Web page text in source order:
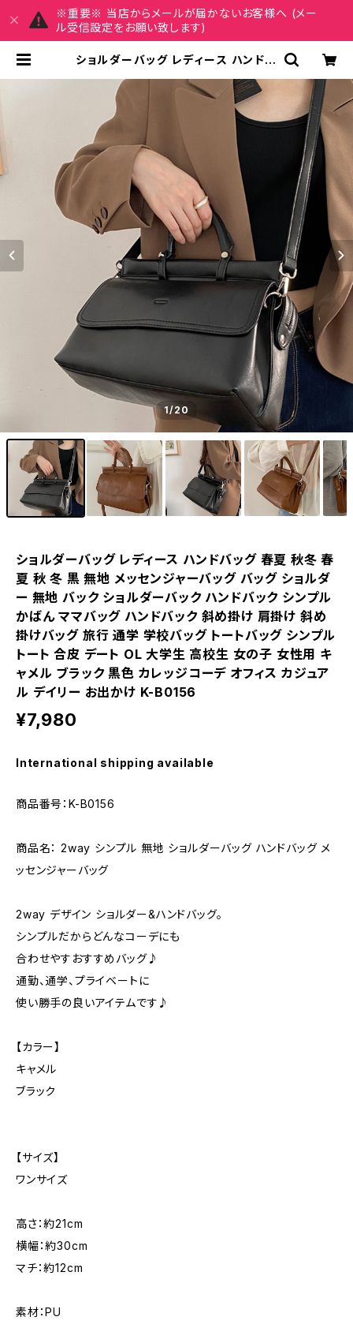
※重要※ 当店からメールが届かないお客様へ (メー
ル受信設定をお願い致します)
ショルダーバッグ レディース ハンドバ
ッセンジャーバッグ バッグ ショルダ
ー 無地 バック ショルダーバック ハン
ドバック シンプル かばん ママバッグ
ハンドバック 斜め掛け 肩掛け 斜め掛
けバッグ 旅行 通学 学校バッグ トート
バッグ シンプルトート 合皮 デート O
L 大学生 高校生 女の子 女性用 キャ
メル ブラック 黒色 カレッジコーデ オ
フィス カジュアル デイリー お出かけ
K-B0156 | REIRSE レイルセ 20
代,30代,40代 レディースファッショ
ン 通販
1/20
ショルダーバッグ レディース ハンドバッグ 春夏 秋冬 春
夏 秋 冬 黒 無地 メッセンジャーバッグ バッグ ショルダ
ー 無地 バック ショルダーバック ハンドバック シンプル
かばん ママバッグ ハンドバック 斜め掛け 肩掛け 斜め
掛けバッグ 旅行 通学 学校バッグ トートバッグ シンプル
トート 合皮 デート OL 大学生 高校生 女の子 女性用 キ
ャメル ブラック 黒色 カレッジコーデ オフィス カジュア
ル デイリー お出かけ K-B0156
¥7,980
International shipping available
商品番号：K-B0156
商品名： 2way シンプル 無地 ショルダーバッグ ハンドバッグ メ
ッセンジャーバッグ
2way デザイン ショルダー&ハンドバッグ。
シンプルだからどんなコーデにも
合わせやすおすすめバッグ♪
通勤、通学、プライベートに
使い勝手の良いアイテムです♪
【カラー】
キャメル
ブラック
【サイズ】
ワンサイズ
高さ：約21cm
横幅：約30cm
マチ：約12cm
素材：PU